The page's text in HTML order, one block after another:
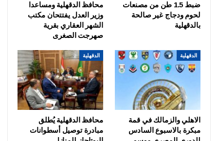
ضبط 1.5 طن من مصنعات
لحوم ودجاج غير صالحة
بالدقهلية
محافظ الدقهلية ومساعدا
وزير العدل يفتتحان مكتب
الشهر العقاري بقرية
صهرجت الصغرى
الدقهلية
الاهلي والزمالك في قمة
مبكرة بالاسبوع السادس
الدقهلية
محافظ الدقهلية يُطلق
مبادرة توصيل أسطوانات